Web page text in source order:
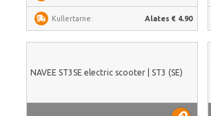
Kullertarne: Alates € 4.90
NAVEE ST3SE electric scooter | ST3 (SE)